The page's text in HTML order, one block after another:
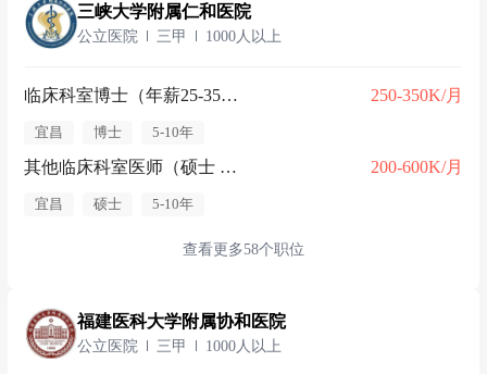
三峡大学附属仁和医院
公立医院 三甲 1000人以上
临床科室博士（年薪25-35w） 250-350K/月
宜昌 博士 5-10年
其他临床科室医师（硕士 副高 年薪20-60w） 200-600K/月
宜昌 硕士 5-10年
查看更多58个职位
福建医科大学附属协和医院
公立医院 三甲 1000人以上